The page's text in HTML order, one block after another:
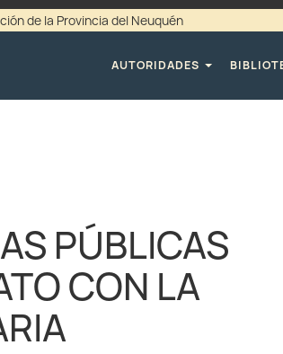
de la Provincia del Neuquén
AUTORIDADES
PÚBLICAS
CON LA